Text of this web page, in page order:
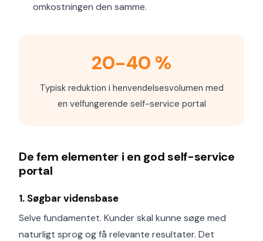
omkostningen den samme.
20-40 %
Typisk reduktion i henvendelsesvolumen med
en velfungerende self-service portal
De fem elementer i en god self-service
portal
1. Søgbar vidensbase
Selve fundamentet. Kunder skal kunne søge med
naturligt sprog og få relevante resultater. Det